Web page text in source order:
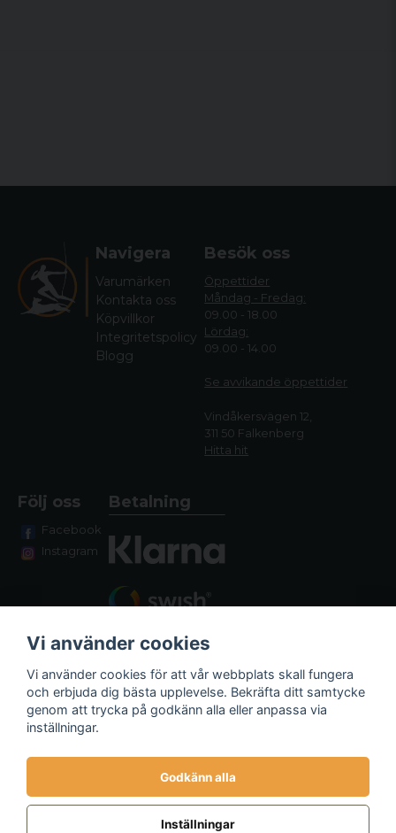
Navigera
Varumärken
Kontakta oss
Köpvillkor
Integritetspolicy
Blogg
Besök oss
Öppettider
Måndag - Fredag:
09.00 - 18.00
Lördag:
09.00 - 14.00
Se avvikande öppettider
Vindåkersvägen 12,
311 50 Falkenberg
Hitta hit
Följ oss
Facebook
Instagram
Betalning
Fraktalternativ
Vi använder cookies
Vi använder cookies för att vår webbplats skall fungera
och erbjuda dig bästa upplevelse. Bekräfta ditt samtycke
genom att trycka på godkänn alla eller anpassa via
inställningar.
Godkänn alla
Inställningar